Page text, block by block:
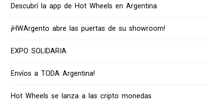
Descubrí la app de Hot Wheels en Argentina
¡HWArgento abre las puertas de su showroom!
EXPO SOLIDARIA
Envíos a TODA Argentina!
Hot Wheels se lanza a las cripto monedas